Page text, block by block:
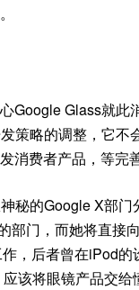
Google Glass就此
策略的调整，它不
消费者产品，等完
秘的Google X部门
部门，而她将直接
，后者曾在iPod的
该将眼镜产品交给